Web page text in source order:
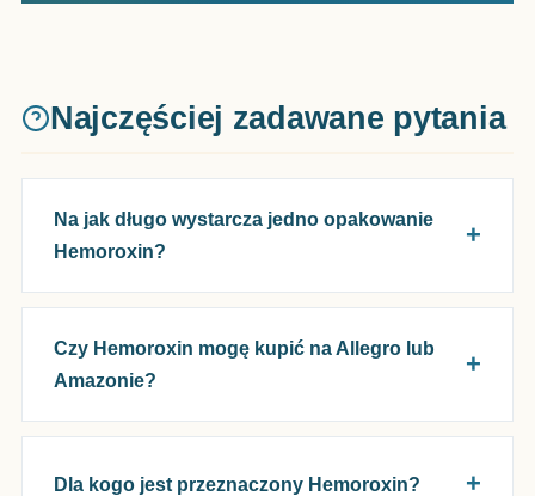
Najczęściej zadawane pytania
Na jak długo wystarcza jedno opakowanie
Hemoroxin?
Czy Hemoroxin mogę kupić na Allegro lub
Amazonie?
Dla kogo jest przeznaczony Hemoroxin?